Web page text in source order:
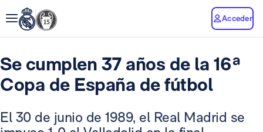
Acceder
Se cumplen 37 años de la 16ª
Copa de España de fútbol
El 30 de junio de 1989, el Real Madrid se